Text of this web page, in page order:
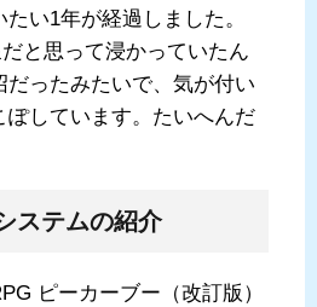
い1年が経過しました。
と思って浸かっていたん
だったみたいで、気が付い
ぽしています。たいへんだ
ステムの紹介
ピーカーブー（改訂版）